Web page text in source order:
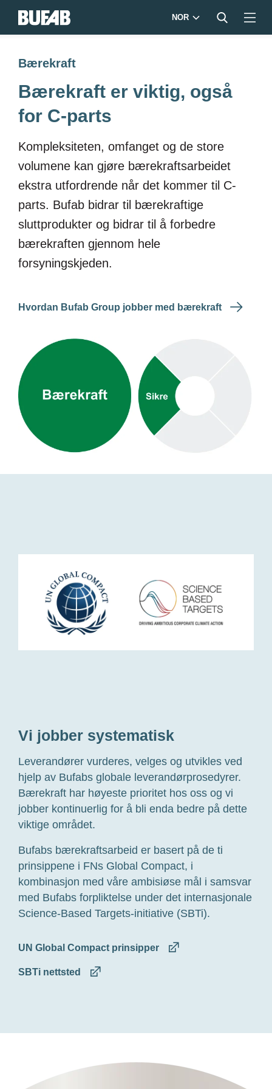
NOR
Bærekraft
Bærekraft er viktig, også
for C-parts
Kompleksiteten, omfanget og de store
volumene kan gjøre bærekraftsarbeidet
ekstra utfordrende når det kommer til C-
parts. Bufab bidrar til bærekraftige
sluttprodukter og bidrar til å forbedre
bærekraften gjennom hele
forsyningskjeden.
Hvordan Bufab Group jobber med bærekraft
Bufab-
leverandører
Vi jobber systematisk
Leverandører vurderes, velges og utvikles ved
hjelp av Bufabs globale leverandørprosedyrer.
Bærekraft har høyeste prioritet hos oss og vi
jobber kontinuerlig for å bli enda bedre på dette
viktige området.
Bufabs bærekraftsarbeid er basert på de ti
prinsippene i FNs Global Compact, i
kombinasjon med våre ambisiøse mål i samsvar
med Bufabs forpliktelse under det internasjonale
Science-Based Targets-initiative (SBTi).
UN Global Compact prinsipper
SBTi nettsted